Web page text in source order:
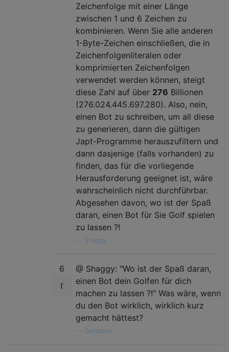
Zeichenfolge mit einer Länge
zwischen 1 und 6 Zeichen zu
kombinieren. Wenn Sie alle anderen
1-Byte-Zeichen einschließen, die in
Zeichenfolgenliteralen oder
komprimierten Zeichenfolgen
verwendet werden können, steigt
diese Zahl auf über 276 Billionen
(276.024.445.697.280). Also, nein,
einen Bot zu schreiben, um all diese
zu generieren, dann die gültigen
Japt-Programme herauszufiltern und
dann dasjenige (falls vorhanden) zu
finden, das für die vorliegende
Herausforderung geeignet ist, wäre
wahrscheinlich nicht durchführbar.
Abgesehen davon, wo ist der Spaß
daran, einen Bot für Sie Golf spielen
zu lassen ?!
Shaggy
6
@ Shaggy: "Wo ist der Spaß daran,
einen Bot dein Golfen für dich
machen zu lassen ?!" Was wäre, wenn
du den Bot wirklich, wirklich kurz
gemacht hättest?
Seltsame